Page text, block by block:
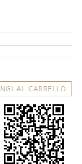
AL CARRELLO